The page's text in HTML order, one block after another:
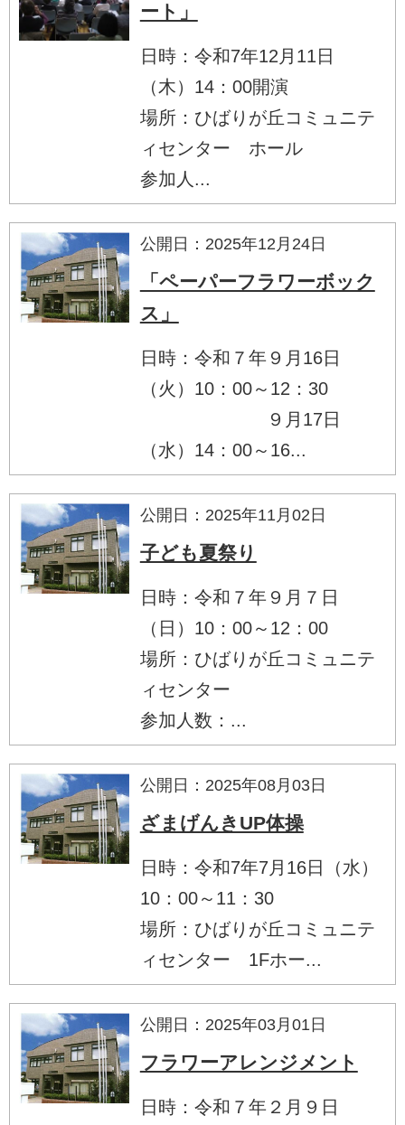
ート」
日時：令和7年12月11日
（木）14：00開演
場所：ひばりが丘コミュニテ
ィセンター ホール
参加人...
公開日：2025年12月24日
「ペーパーフラワーボック
ス」
日時：令和７年９月16日
（火）10：00～12：30
９月17日
（水）14：00～16...
公開日：2025年11月02日
子ども夏祭り
日時：令和７年９月７日
（日）10：00～12：00
場所：ひばりが丘コミュニテ
ィセンター
参加人数：...
公開日：2025年08月03日
ざまげんきUP体操
日時：令和7年7月16日（水）
10：00～11：30
場所：ひばりが丘コミュニテ
ィセンター 1Fホー...
公開日：2025年03月01日
フラワーアレンジメント
日時：令和７年２月９日